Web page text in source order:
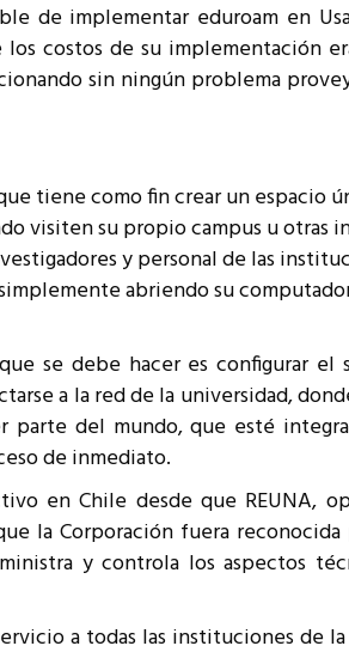
de implementar eduroam en
costos de su implementación
sin ningún problema
tiene como fin crear un espacio
visiten su propio campus u
y personal de las
abriendo su
se debe hacer es configurar
a la red de la universidad,
del mundo, que esté
de inmediato.
en Chile desde que REUNA,
la Corporación fuera
y controla los aspectos
a todas las instituciones de